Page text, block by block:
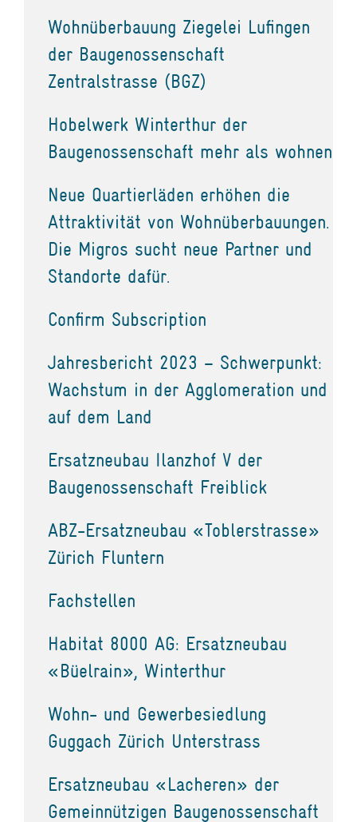
Wohnüberbauung Ziegelei Lufingen
der Baugenossenschaft
Zentralstrasse (BGZ)
Hobelwerk Winterthur der
Baugenossenschaft mehr als wohnen
Neue Quartierläden erhöhen die
Attraktivität von Wohnüberbauungen.
Die Migros sucht neue Partner und
Standorte dafür.
Confirm Subscription
Jahresbericht 2023 – Schwerpunkt:
Wachstum in der Agglomeration und
auf dem Land
Ersatzneubau Ilanzhof V der
Baugenossenschaft Freiblick
ABZ-Ersatzneubau «Toblerstrasse»
Zürich Fluntern
Fachstellen
Habitat 8000 AG: Ersatzneubau
«Büelrain», Winterthur
Wohn- und Gewerbesiedlung
Guggach Zürich Unterstrass
Ersatzneubau «Lacheren» der
Gemeinnützigen Baugenossenschaft